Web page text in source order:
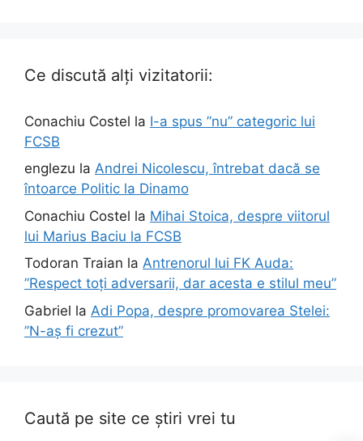
Ce discută alți vizitatorii:
Conachiu Costel la I-a spus ”nu” categoric lui
FCSB
englezu la Andrei Nicolescu, întrebat dacă se
întoarce Politic la Dinamo
Conachiu Costel la Mihai Stoica, despre viitorul
lui Marius Baciu la FCSB
Todoran Traian la Antrenorul lui FK Auda:
”Respect toți adversarii, dar acesta e stilul meu”
Gabriel la Adi Popa, despre promovarea Stelei:
”N-aș fi crezut”
Caută pe site ce știri vrei tu